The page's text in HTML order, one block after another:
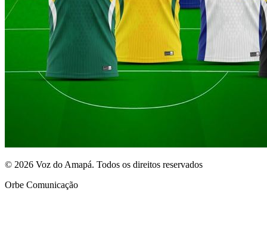
© 2026 Voz do Amapá. Todos os direitos reservados
Orbe Comunicação